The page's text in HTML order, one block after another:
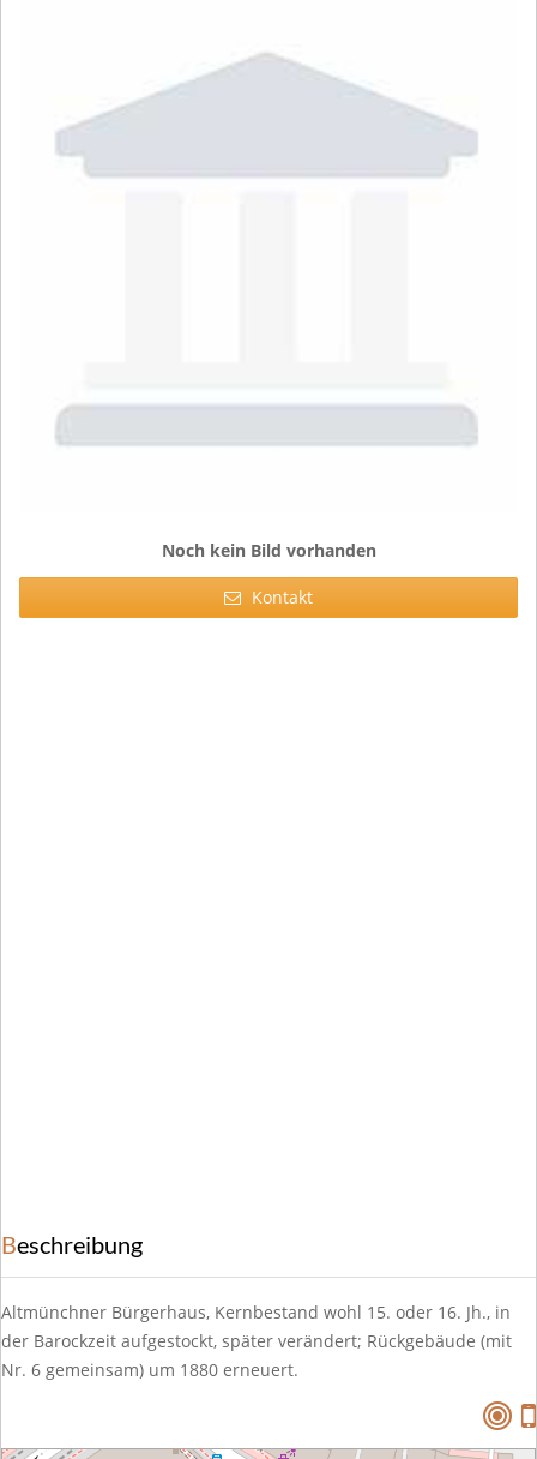
Noch kein Bild vorhanden
Kontakt
Beschreibung
Altmünchner Bürgerhaus, Kernbestand wohl 15. oder 16. Jh., in
der Barockzeit aufgestockt, später verändert; Rückgebäude (mit
Nr. 6 gemeinsam) um 1880 erneuert.